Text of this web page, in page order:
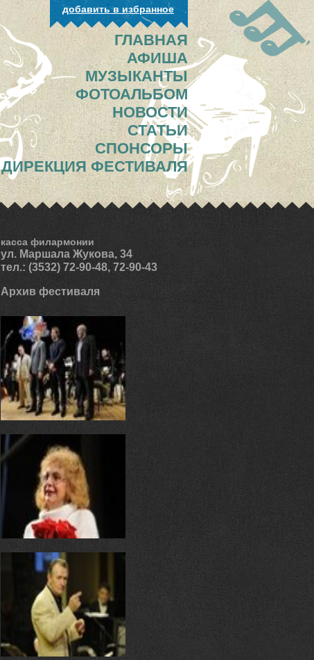
касса филармонии
ул. Маршала Жукова, 34
тел.: (3532) 72-90-48, 72-90-43
Архив фестиваля
добавить в избранное
ГЛАВНАЯ
АФИША
МУЗЫКАНТЫ
ФОТОАЛЬБОМ
НОВОСТИ
СТАТЬИ
СПОНСОРЫ
ДИРЕКЦИЯ ФЕСТИВАЛЯ